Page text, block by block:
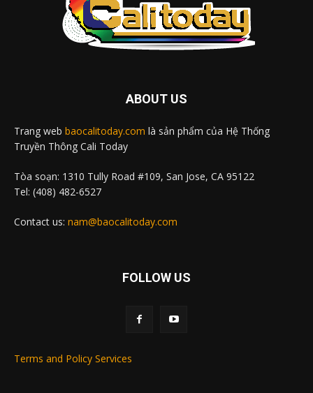
ABOUT US
Trang web baocalitoday.com là sản phẩm của Hệ Thống
Truyền Thông Cali Today
Tòa soạn: 1310 Tully Road #109, San Jose, CA 95122
Tel: (408) 482-6527
Contact us: nam@baocalitoday.com
FOLLOW US
Terms and Policy Services